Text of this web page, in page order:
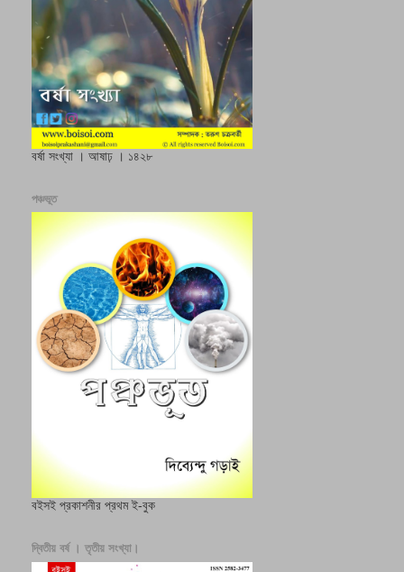
বর্ষা সংখ্যা । আষাঢ় । ১৪২৮
পঞ্চভূত
বইসই প্রকাশনীর প্রথম ই-বুক
দ্বিতীয় বর্ষ । তৃতীয় সংখ্যা।